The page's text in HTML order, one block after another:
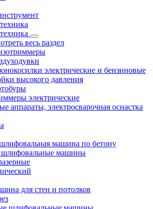
весь раздел
электрические и бензиновые
высокого давления
электрические
аппараты, электросварочная оснастка
машина по бетону
шлифовальные машины
для стен и потолков